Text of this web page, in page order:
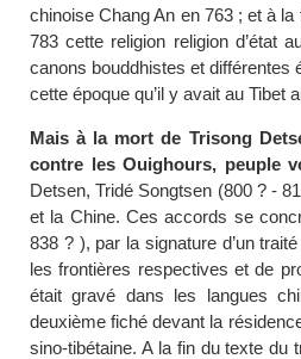
chinoise Chang An en 763 ; et à
783 cette religion religion d’état
canons bouddhistes et différentes
cette époque qu’il y avait au Tibet
Mais à la mort de Trisong
contre les Ouighours, peuple
Detsen, Tridé Songtsen (800 ? -
et la Chine. Ces accords se
838 ? ), par la signature d’un
les frontières respectives et de
était gravé dans les langues
deuxième fiché devant la
sino-tibétaine. A la fin du texte du